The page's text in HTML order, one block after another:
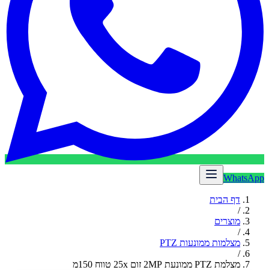
WhatsApp
דף הבית
/
מוצרים
/
מצלמות ממונעות PTZ
/
מצלמת PTZ ממונעת 2MP זום 25x טווח 150מ